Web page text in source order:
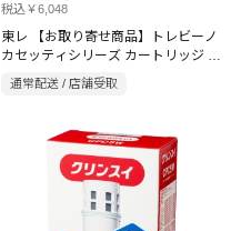
税込￥6,048
東レ 【お取り寄せ商品】トレビーノ
カセッティシリーズ カートリッジ 高
除去タイプ MKC.XJ
通常配送 / 店舗受取